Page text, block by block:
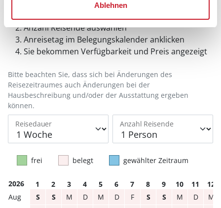
Ablehnen
Anzahl Reisende auswählen
Anreisetag im Belegungskalender anklicken
Sie bekommen Verfügbarkeit und Preis angezeigt
Reisedauer Anzahl Reisende
Bitte beachten Sie, dass sich bei Änderungen des
Reisezeitraumes auch Änderungen bei der
Hausbeschreibung und/oder der Ausstattung ergeben
können.
frei belegt gewählter Zeitraum
2026 1 2 3 4 5 6 7 8 9 10 11
12
S
S M D M D F S S M D
M